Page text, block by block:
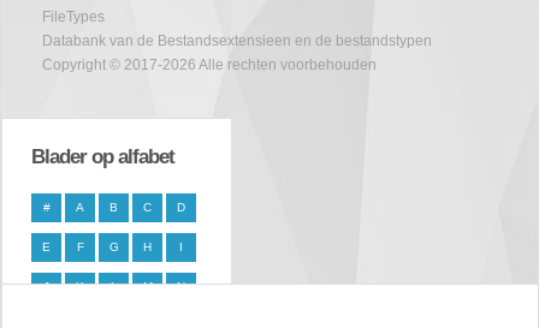
FileTypes
Databank van de Bestandsextensieen en de bestandstypen
Copyright © 2017-2026 Alle rechten voorbehouden
Blader op alfabet
# A B C D
E F G H I
J K L M N